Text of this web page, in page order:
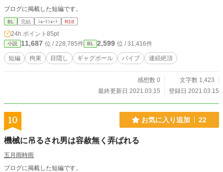
ブログに掲載した短編です。
BL 完結 ｼｮｰﾄｼｮｰﾄ R18
24h.ポイント 85pt
小説 11,687 位 / 228,785件 BL 2,599 位 / 31,416件
短編 拘束 目隠し ギャグボール バイブ 連続絶頂
感想数 0
文字数 1,423
最終更新日 2021.03.15
登録日 2021.03.15
10 お気に入り追加 22
機械に吊るされ男は容赦無く弄ばれる
五月雨時雨
ブログに掲載した短編です。